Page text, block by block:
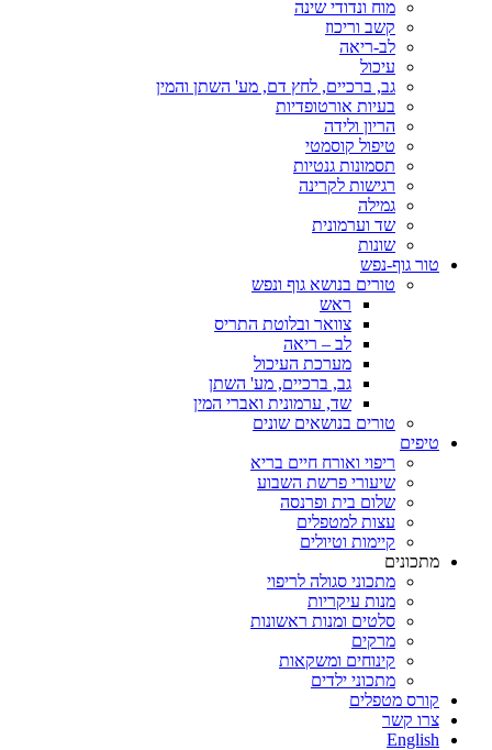
מוח ונדודי שינה
קשב וריכוז
לב-ריאה
עיכול
גב, ברכיים, לחץ דם, מע' השתן והמין
בעיות אורטופדיות
הריון ולידה
טיפול קוסמטי
תסמונות גנטיות
רגישות לקרינה
גמילה
שד וערמונית
שונות
טור גוף-נפש
טורים בנושא גוף ונפש
ראש
צוואר ובלוטת התריס
לב – ריאה
מערכת העיכול
גב, ברכיים, מע' השתן
שד, ערמונית ואברי המין
טורים בנושאים שונים
טיפים
ריפוי ואורח חיים בריא
שיעורי פרשת השבוע
שלום בית ופרנסה
עצות למטפלים
קיימות וטיולים
מתכונים
מתכוני סגולה לריפוי
מנות עיקריות
סלטים ומנות ראשונות
מרקים
קינוחים ומשקאות
מתכוני ילדים
קורס מטפלים
צרו קשר
English